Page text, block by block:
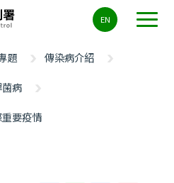
EN
題
傳染病介紹
病
要疫情